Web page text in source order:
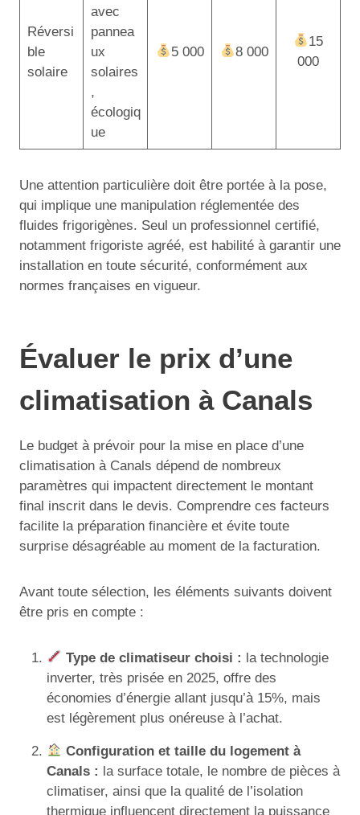
Réversi
ble
solaire
avec
pannea
ux
solaires
,
écologiq
ue
5 000 8 000
15
000
Une attention particulière doit être portée à la pose,
qui implique une manipulation réglementée des
fluides frigorigènes. Seul un professionnel certifié,
notamment frigoriste agréé, est habilité à garantir une
installation en toute sécurité, conformément aux
normes françaises en vigueur.
Évaluer le prix d’une
climatisation à Canals
Le budget à prévoir pour la mise en place d’une
climatisation à Canals dépend de nombreux
paramètres qui impactent directement le montant
final inscrit dans le devis. Comprendre ces facteurs
facilite la préparation financière et évite toute
surprise désagréable au moment de la facturation.
Avant toute sélection, les éléments suivants doivent
être pris en compte :
Type de climatiseur choisi : la technologie
inverter, très prisée en 2025, offre des
économies d’énergie allant jusqu’à 15%, mais
est légèrement plus onéreuse à l’achat.
Configuration et taille du logement à
Canals : la surface totale, le nombre de pièces à
climatiser, ainsi que la qualité de l’isolation
thermique influencent directement la puissance